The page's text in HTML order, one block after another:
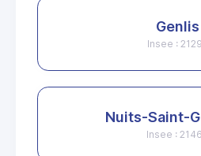
Genlis
Insee :
Nuits-Saint-
Insee :